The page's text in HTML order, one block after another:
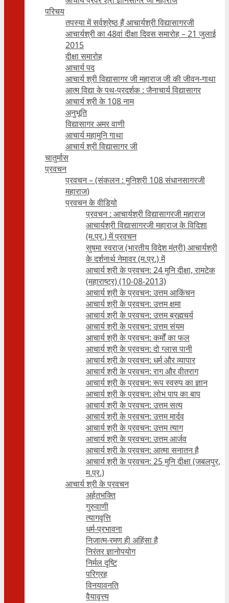
परिचय
तपस्या में सर्वश्रेष्ठ हैं आचार्यश्री विद्यासागरजी
आचार्यश्री का 48वां दीक्षा दिवस समारोह – 21 जुलाई
2015
दीक्षा समारोह
आचार्य पद
आचार्य श्री विद्यासागर जी महाराज जी की जीवन-गाथा
आत्म विद्या के पथ-प्रदर्शक : जैनाचार्य विद्यासागर
आचार्य श्री के 108 नाम
अनुभूति
विद्यासागर अमर वाणी
आचार्य महामुनि गाथा
आचार्य श्री विद्यासागर जी
चातुर्मास
प्रवचन
प्रवचन – (संकलन : मुनिश्री 108 संधानसागरजी
महाराज)
प्रवचन के वीडियो
प्रवचन : आचार्यश्री ‍विद्यासागरजी महाराज
आचार्यश्री विद्यासागरजी महाराज के विदिशा
(म.प्र.) में प्रवचन
सुषमा स्वराज (भारतीय विदेश मंत्री) आचार्यश्री
के दर्शनार्थ नेमावर (म.प्र.) में
आचार्य श्री के प्रवचन: 24 मुनि दीक्षा, रामटेक
(महाराष्ट्र) (10-08-2013)
आचार्य श्री के प्रवचन: उत्तम आकिंचन
आचार्य श्री के प्रवचन: उत्तम क्षमा
आचार्य श्री के प्रवचन: उत्तम ब्रह्मचर्य
आचार्य श्री के प्रवचन: उत्तम संयम
आचार्य श्री के प्रवचन: कर्मों का फल
आचार्य श्री के प्रवचन: दो ग्लास पानी
आचार्य श्री के प्रवचन: धर्म और व्यापार
आचार्य श्री के प्रवचन: राग और वीतराग
आचार्य श्री के प्रवचन: रूप स्वरुप का ज्ञान
आचार्य श्री के प्रवचन: लोभ पाप का बाप
आचार्य श्री के प्रवचन: उत्तम सत्य
आचार्य श्री के प्रवचन: उत्तम मार्दव
आचार्य श्री के प्रवचन: उत्तम त्याग
आचार्य श्री के प्रवचन: उत्तम आर्जव
आचार्य श्री के प्रवचन: आत्मा सनातन है
आचार्य श्री के प्रवचन: 25 मुनि दीक्षा (जबलपुर,
म.प्र.)
आचार्य श्री के प्रवचन
अर्हतभक्ति
गुरुवाणी
त्यागवृत्ति
धर्म-प्रभावना
निजात्म-रमण ही अहिंसा है
निरंतर ज्ञानोपयोग
निर्मल दृष्टि
परिग्रह
विनयावनति
वैयावृत्त्य